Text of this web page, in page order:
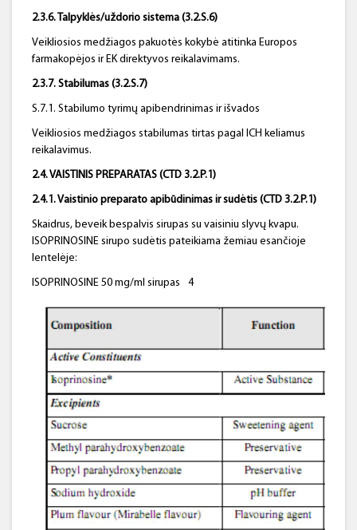
2.3.6. Talpyklės/uždorio sistema (3.2.S.6)
Veikliosios medžiagos pakuotės kokybė atitinka Europos
farmakopėjos ir EK direktyvos reikalavimams.
2.3.7. Stabilumas (3.2.S.7)
S.7.1. Stabilumo tyrimų apibendrinimas ir išvados
Veikliosios medžiagos stabilumas tirtas pagal ICH keliamus
reikalavimus.
2.4. VAISTINIS PREPARATAS (CTD 3.2.P.1)
2.4.1. Vaistinio preparato apibūdinimas ir sudėtis (CTD 3.2.P.1)
Skaidrus, beveik bespalvis sirupas su vaisiniu slyvų kvapu.
ISOPRINOSINE sirupo sudėtis pateikiama žemiau esančioje
lentelėje:
ISOPRINOSINE 50 mg/ml sirupas 4